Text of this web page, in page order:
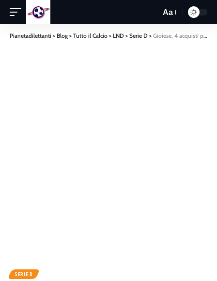
Aa
Pianetadilettanti > Blog > Tutto il Calcio > LND > Serie D > Gioiese, 4 acquisti per inseguire la salvezza
SERIE D